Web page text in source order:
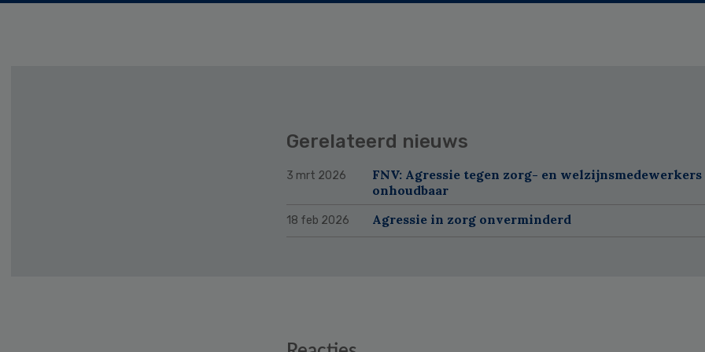
Gerelateerd nieuws
3 mrt 2026
FNV: Agressie tegen zorg- en welzijnsmedewerkers
onhoudbaar
18 feb 2026 Agressie in zorg onverminderd